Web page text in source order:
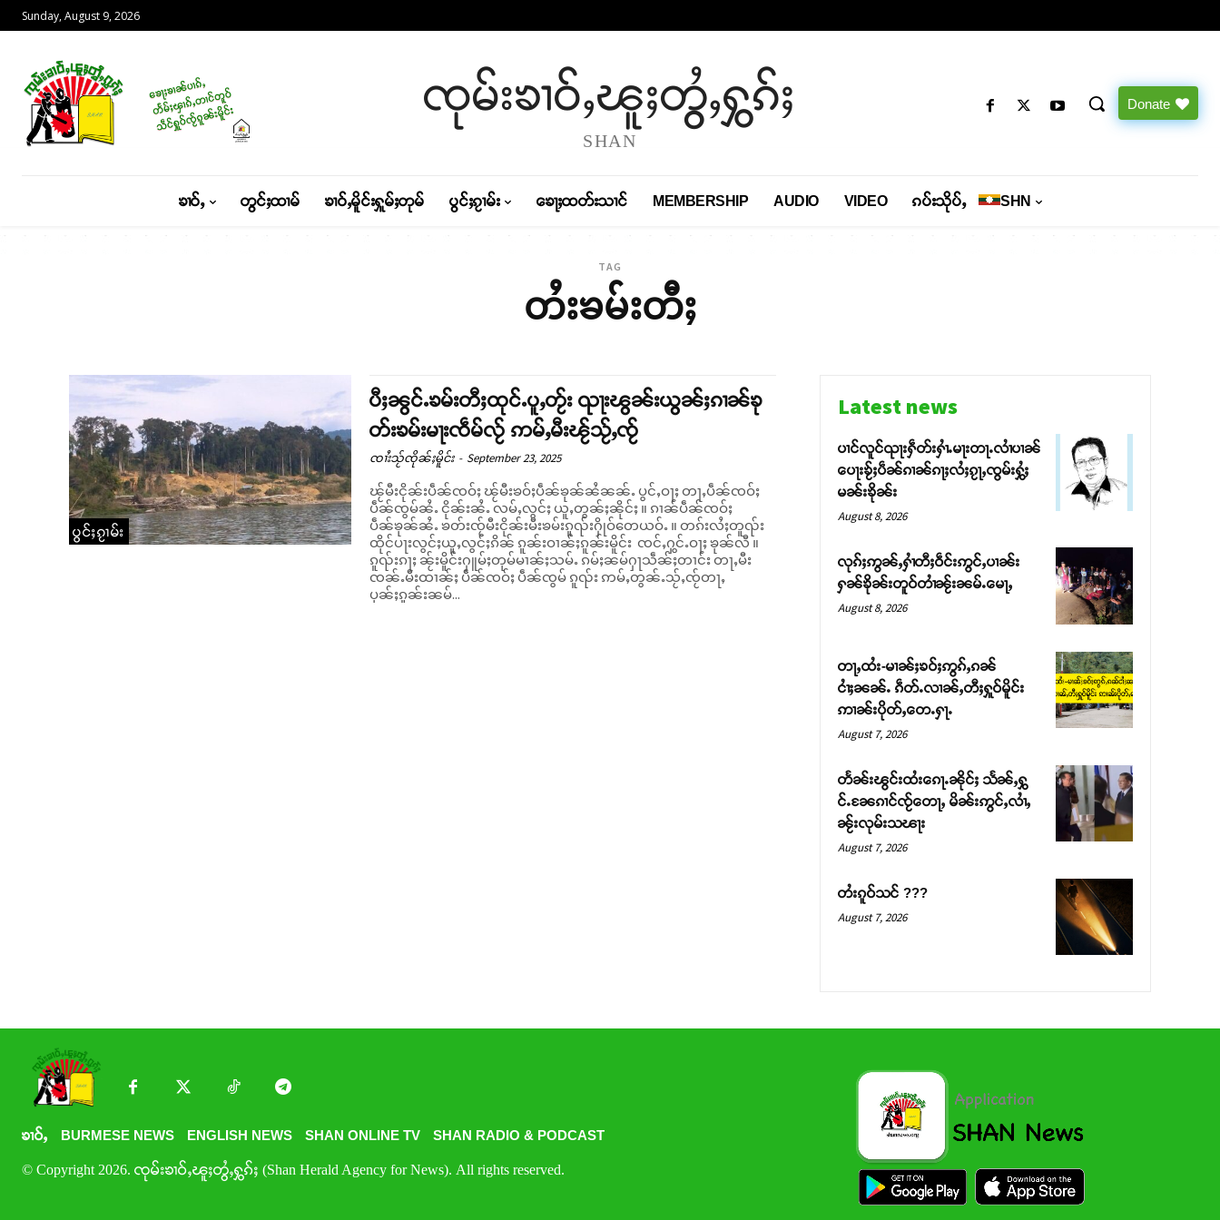
Sunday, August 9, 2026
ၸုမ်းၶၢဝ်ႇၽူႈတွႆႇႁွၵ်ႈ
SHAN
Donate
ၶၢဝ်ႇ တွင်ႈထၢမ် ၶၢဝ်ႇမိူင်းႁူမ်ႈတုမ် ပွင်ႈၵႂၢမ်း ၶေႃႈထတ်းသၢင် MEMBERSHIP AUDIO VIDEO ၵပ်းသိုပ်ႇ SHN
TAG
တႆးၶမ်းတီႈ
ပွင်ႈၵႂၢမ်း
ပီႈၼွင်ႉၶမ်းတီႈထုင်ႉပူႇတႂ်း ၺႃးၽွၼ်းယွၼ်ႈၵၢၼ်ၶု
တ်းၶမ်းမႃးၸဵမ်လႂ် ဢမ်ႇမီးၽႂ်သႂ်ႇၸႂ်
ၸၢႆးသႂ်ၸိုၼ်ႈမိူင်း - September 23, 2025
ၽႂ်မီးငိုၼ်းပဵၼ်ၸဝ်ႈ ၽႂ်မီးၶဝ်ႈပဵၼ်ၶုၼ်ၼႆၼၼ်ႉ ပွင်ႇဝႃႈ တႃႇပဵၼ်ၸဝ်ႈ
ပဵၼ်ၸွမ်ၼႆႉ ငိုၼ်းၼႆႉ လမ်ႇလွင်ႈ ယူႇတွၼ်ႈၼိုင်ႈ ။ ၵၢၼ်ပဵၼ်ၸဝ်ႈ
ပဵၼ်ၶုၼ်ၼႆႉ ၶတ်းၸႂ်မီးငိုၼ်းမီးၶမ်းၵူၺ်းႁိုဝ်တေယဝ်ႉ ။ တၵ်းလႆႈတူၺ်း
ထိုင်ပႃးလွင်ႈယူႇလွင်ႈၵိၼ် ၵူၼ်းဝၢၼ်ႈၵူၼ်းမိူင်း ၸင်ႇႁွင်ႉဝႃႈ ၶုၼ်လီ ။
ၵူၺ်းၵႃႈ ၼႂ်းမိူင်းႁူမ်ႈတုမ်မၢၼ်ႈသမ်ႉ ၵမ်ႈၼမ်ႁႃသဵၼ်ႈတၢင်း တႃႇမီး
ၸၼ်ႉမီးထၢၼ်ႈ ပဵၼ်ၸဝ်ႈ ပဵၼ်ၸွမ် ၵူၺ်း ဢမ်ႇတွၼ်ႉသႂ်ႇၸႂ်တႃႇ
ပုၼ်ႈၵူၼ်းၼမ်...
Latest news
ပၢင်လူင်ၺႃးႁဵတ်းႁၢႆႉမႃးတႃႉလၢႆပၢၼ် ​​
ပေႃးၶႂ်ႈပဵၼ်ၵၢၼ်ၵႃႈလႆႈၵႂႃႇၸွမ်းႁွႆႈ
မၼ်းၶိုၼ်း
August 8, 2026
လုၵ်ႈဢွၼ်ႇႁၢႆတီႈဝဵင်းဢွင်ႇပၢၼ်း
ႁၼ်ၶိုၼ်းတူဝ်တၢႆၼႂ်းၼမ်ႉမေႃႇ
August 8, 2026
တႃႇထႆး-မၢၼ်ႈၶဝ်ႈဢွၵ်ႇၵၼ်
ငၢႆႈၼၼ်ႉ ၵဵတ်ႉလၢၼ်ႇတီႈႁူဝ်မိူင်း
ဢၢၼ်းပိုတ်ႇတေႉႁႃႉ
August 7, 2026
တႅၼ်းၽွင်းထႆးၵေႃႉၼိုင်ႈ သႅၼ်ႇႁွ
င်ႉၼႄၵၢင်ၸႂ်တေႃႇ မိၼ်းဢွင်ႇလၢႆႇ
ၼႂ်းလုမ်းသၽႃး
August 7, 2026
တႆးၵူဝ်သင် ???
August 7, 2026
ၶၢဝ်ႇ BURMESE NEWS ENGLISH NEWS SHAN ONLINE TV SHAN RADIO & PODCAST
© Copyright 2026. ၸုမ်းၶၢဝ်ႇၽူႈတွႆႇႁွၵ်ႈ (Shan Herald Agency for News). All rights reserved.